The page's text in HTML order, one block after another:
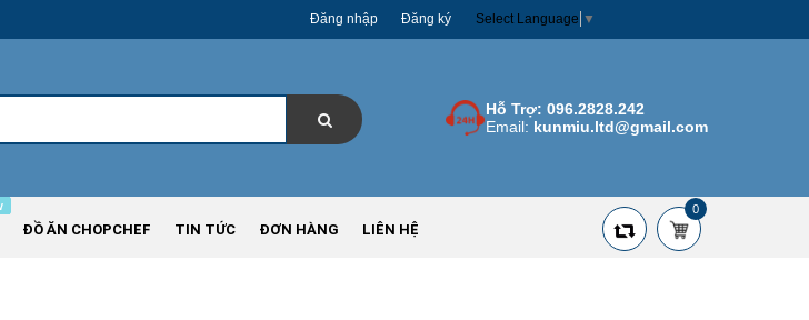
Đăng nhập Đăng ký Select Language ▼
Hỗ Trợ: 096.2828.242
Email: kunmiu.ltd@gmail.com
ĐỒ ĂN CHOPCHEF TIN TỨC ĐƠN HÀNG LIÊN HỆ
0